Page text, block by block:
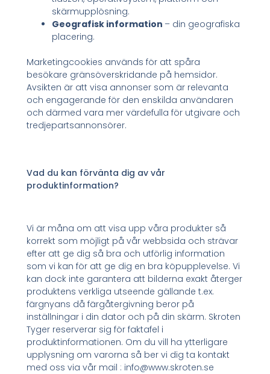
skärmupplösning.
Geografisk information – din geografiska
placering.
Marketingcookies används för att spåra
besökare gränsöverskridande på hemsidor.
Avsikten är att visa annonser som är relevanta
och engagerande för den enskilda användaren
och därmed vara mer värdefulla för utgivare och
tredjepartsannonsörer.
Vad du kan förvänta dig av vår
produktinformation?
Vi är måna om att visa upp våra produkter så
korrekt som möjligt på vår webbsida och strävar
efter att ge dig så bra och utförlig information
som vi kan för att ge dig en bra köpupplevelse. Vi
kan dock inte garantera att bilderna exakt återger
produktens verkliga utseende gällande t.ex.
färgnyans då färgåtergivning beror på
inställningar i din dator och på din skärm. Skroten
Tyger reserverar sig för faktafel i
produktinformationen. Om du vill ha ytterligare
upplysning om varorna så ber vi dig ta kontakt
med oss via vår mail : info@www.skroten.se